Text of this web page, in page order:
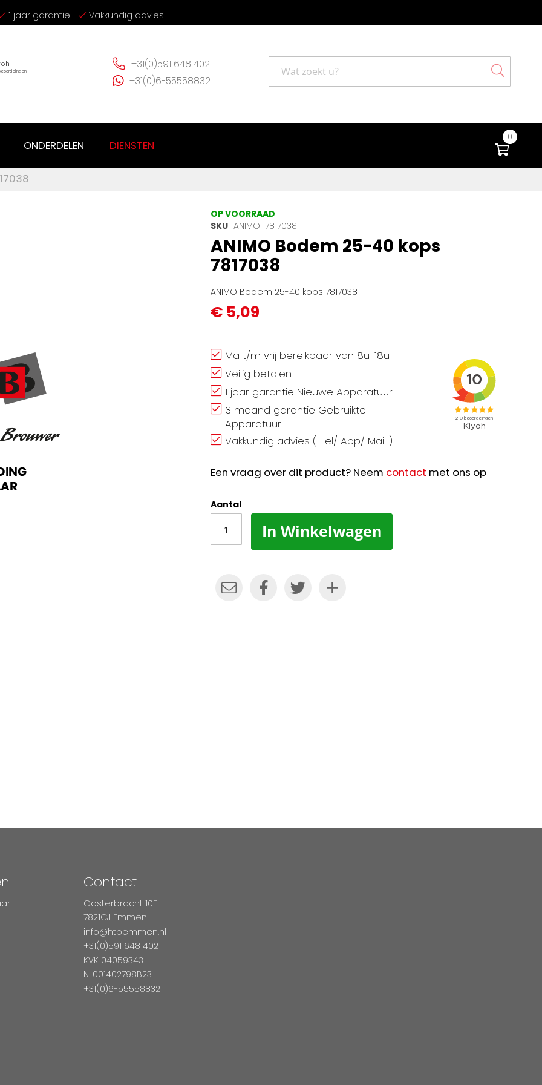
1 jaar garantie Vakkundig advies
+31(0)591 648 402
+31(0)6-55558832
Search
0
ONDERDELEN DIENSTEN
OP VOORRAAD
SKU ANIMO_7817038
ANIMO Bodem 25-40 kops
7817038
ANIMO Bodem 25-40 kops 7817038
€ 5,09
Ma t/m vrij bereikbaar van 8u-18u
Veilig betalen
1 jaar garantie Nieuwe Apparatuur
3 maand garantie Gebruikte
Apparatuur
Vakkundig advies ( Tel/ App/ Mail )
Een vraag over dit product? Neem contact met ons op
Aantal
In Winkelwagen
Contact
Oosterbracht 10E
7821CJ Emmen
info@htbemmen.nl
+31(0)591 648 402
KVK 04059343
NL001402798B23
+31(0)6-55558832